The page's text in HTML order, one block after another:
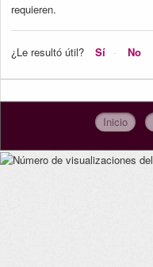
requieren.
¿Le resultó útil? Sí No
Inicio